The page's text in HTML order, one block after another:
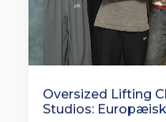
Oversized Lifting
Studios: